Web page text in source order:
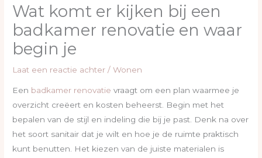
Wat komt er kijken bij een
badkamer renovatie en waar
begin je
Laat een reactie achter /Wonen
Een badkamer renovatie vraagt om een plan waarmee je
overzicht creëert en kosten beheerst. Begin met het
bepalen van de stijl en indeling die bij je past. Denk na over
het soort sanitair dat je wilt en hoe je de ruimte praktisch
kunt benutten. Het kiezen van de juiste materialen is